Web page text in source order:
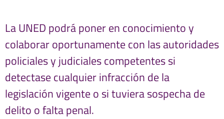
La UNED podrá poner en conocimiento y
colaborar oportunamente con las autoridades
policiales y judiciales competentes si
detectase cualquier infracción de la
legislación vigente o si tuviera sospecha de
delito o falta penal.